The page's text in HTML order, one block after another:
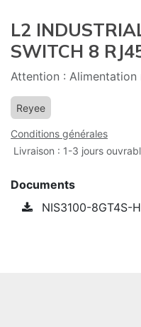
L2
SWITCH 8
Attention : Alimentation
Reyee
Conditions générales
Livraison : 1-3 jours
Documents
NIS3100-8GT4S-